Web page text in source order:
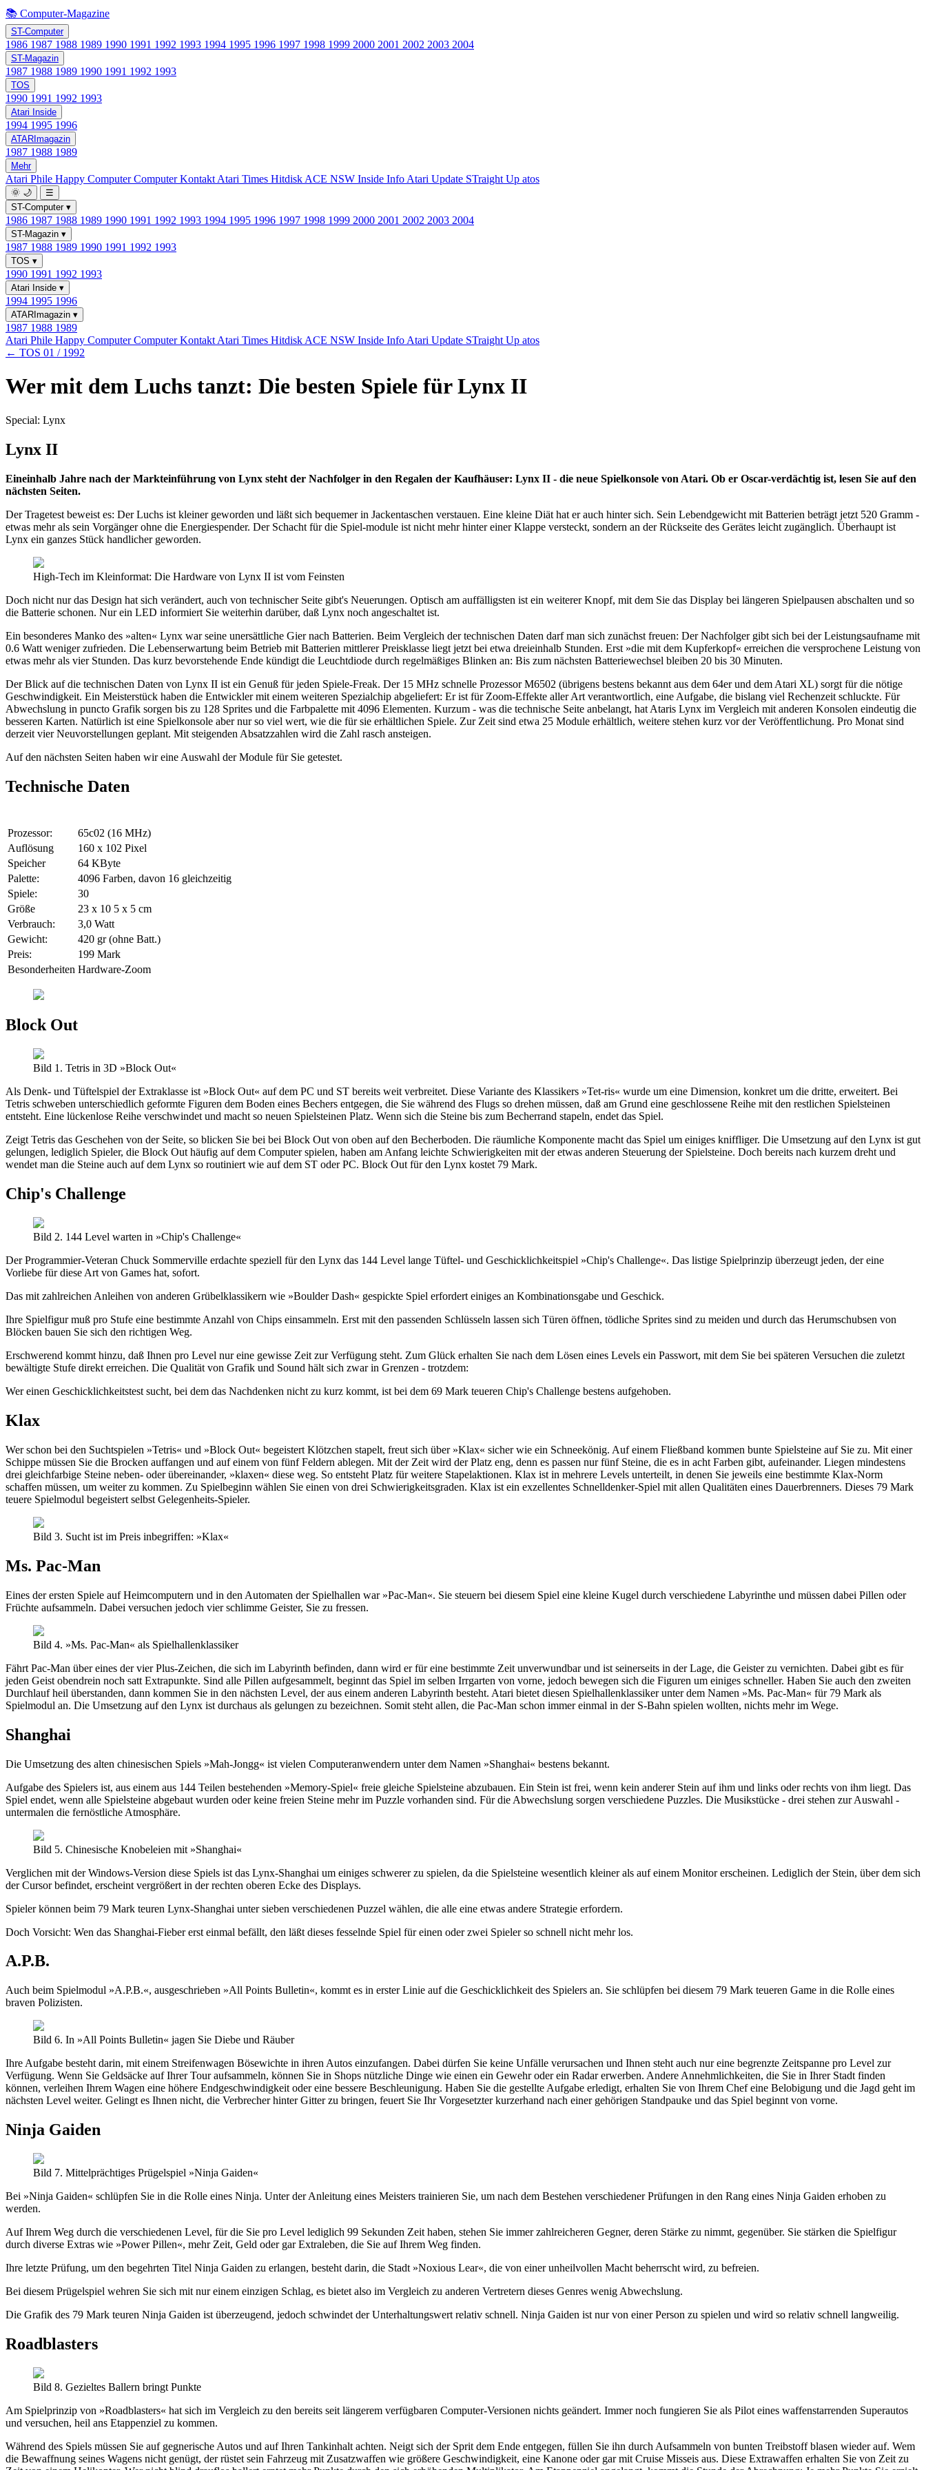
📚 Computer-Magazine
ST-Computer
1986 1987 1988 1989 1990 1991 1992 1993 1994 1995 1996 1997 1998 1999 2000 2001 2002 2003 2004
ST-Magazin
1987 1988 1989 1990 1991 1992 1993
TOS
1990 1991 1992 1993
Atari Inside
1994 1995 1996
ATARImagazin
1987 1988 1989
Mehr
Atari Phile Happy ComputerComputer Kontakt Atari Times Hitdisk ACE NSW Inside Info Atari Update STraight Up atos
🌞 🌙
☰
ST-Computer ▾
1986 1987 1988 1989 1990 1991 1992 1993 1994 1995 1996 1997 1998 1999 2000 2001 2002 2003 2004
ST-Magazin ▾
1987 1988 1989 1990 1991 1992 1993
TOS ▾
1990 1991 1992 1993
Atari Inside ▾
1994 1995 1996
ATARImagazin ▾
1987 1988 1989
Atari Phile Happy ComputerComputer Kontakt Atari Times Hitdisk ACE NSW Inside Info Atari Update STraight Up atos
← TOS 01 / 1992
Wer mit dem Luchs tanzt: Die besten Spiele für Lynx II
Special: Lynx
Lynx II
Eineinhalb Jahre nach der Markteinführung von Lynx steht der Nachfolger in den Regalen der Kaufhäuser: Lynx II - die neue Spielkonsole von Atari. Ob er Oscar-verdächtig ist, lesen Sie auf den
nächsten Seiten.
Der Tragetest beweist es: Der Luchs ist kleiner geworden und läßt sich bequemer in Jackentaschen verstauen. Eine kleine Diät hat er auch hinter sich. Sein Lebendgewicht mit Batterien beträgt jetzt 520 Gramm -
etwas mehr als sein Vorgänger ohne die Energiespender. Der Schacht für die Spiel-module ist nicht mehr hinter einer Klappe versteckt, sondern an der Rückseite des Gerätes leicht zugänglich. Überhaupt ist
Lynx ein ganzes Stück handlicher geworden.
High-Tech im Kleinformat: Die Hardware von Lynx II ist vom Feinsten
Doch nicht nur das Design hat sich verändert, auch von technischer Seite gibt's Neuerungen. Optisch am auffälligsten ist ein weiterer Knopf, mit dem Sie das Display bei längeren Spielpausen abschalten und so
die Batterie schonen. Nur ein LED informiert Sie weiterhin darüber, daß Lynx noch angeschaltet ist.
Ein besonderes Manko des »alten« Lynx war seine unersättliche Gier nach Batterien. Beim Vergleich der technischen Daten darf man sich zunächst freuen: Der Nachfolger gibt sich bei der Leistungsaufname mit
0.6 Watt weniger zufrieden. Die Lebenserwartung beim Betrieb mit Batterien mittlerer Preisklasse liegt jetzt bei etwa dreieinhalb Stunden. Erst »die mit dem Kupferkopf« erreichen die versprochene Leistung von
etwas mehr als vier Stunden. Das kurz bevorstehende Ende kündigt die Leuchtdiode durch regelmäßiges Blinken an: Bis zum nächsten Batteriewechsel bleiben 20 bis 30 Minuten.
Der Blick auf die technischen Daten von Lynx II ist ein Genuß für jeden Spiele-Freak. Der 15 MHz schnelle Prozessor M6502 (übrigens bestens bekannt aus dem 64er und dem Atari XL) sorgt für die nötige
Geschwindigkeit. Ein Meisterstück haben die Entwickler mit einem weiteren Spezialchip abgeliefert: Er ist für Zoom-Effekte aller Art verantwortlich, eine Aufgabe, die bislang viel Rechenzeit schluckte. Für
Abwechslung in puncto Grafik sorgen bis zu 128 Sprites und die Farbpalette mit 4096 Elementen. Kurzum - was die technische Seite anbelangt, hat Ataris Lynx im Vergleich mit anderen Konsolen eindeutig die
besseren Karten. Natürlich ist eine Spielkonsole aber nur so viel wert, wie die für sie erhältlichen Spiele. Zur Zeit sind etwa 25 Module erhältlich, weitere stehen kurz vor der Veröffentlichung. Pro Monat sind
derzeit vier Neuvorstellungen geplant. Mit steigenden Absatzzahlen wird die Zahl rasch ansteigen.
Auf den nächsten Seiten haben wir eine Auswahl der Module für Sie getestet.
Technische Daten
Prozessor:
65c02 (16 MHz)
Auflösung
160 x 102 Pixel
Speicher
64 KByte
Palette:
4096 Farben, davon 16 gleichzeitig
Spiele:
30
Größe
23 x 10 5 x 5 cm
Verbrauch:
3,0 Watt
Gewicht:
420 gr (ohne Batt.)
Preis:
199 Mark
Besonderheiten Hardware-Zoom
Block Out
Bild 1. Tetris in 3D »Block Out«
Als Denk- und Tüftelspiel der Extraklasse ist »Block Out« auf dem PC und ST bereits weit verbreitet. Diese Variante des Klassikers »Tet-ris« wurde um eine Dimension, konkret um die dritte, erweitert. Bei
Tetris schweben unterschiedlich geformte Figuren dem Boden eines Bechers entgegen, die Sie während des Flugs so drehen müssen, daß am Grund eine geschlossene Reihe mit den restlichen Spielsteinen
entsteht. Eine lückenlose Reihe verschwindet und macht so neuen Spielsteinen Platz. Wenn sich die Steine bis zum Becherrand stapeln, endet das Spiel.
Zeigt Tetris das Geschehen von der Seite, so blicken Sie bei bei Block Out von oben auf den Becherboden. Die räumliche Komponente macht das Spiel um einiges kniffliger. Die Umsetzung auf den Lynx ist gut
gelungen, lediglich Spieler, die Block Out häufig auf dem Computer spielen, haben am Anfang leichte Schwierigkeiten mit der etwas anderen Steuerung der Spielsteine. Doch bereits nach kurzem dreht und
wendet man die Steine auch auf dem Lynx so routiniert wie auf dem ST oder PC. Block Out für den Lynx kostet 79 Mark.
Chip's Challenge
Bild 2. 144 Level warten in »Chip's Challenge«
Der Programmier-Veteran Chuck Sommerville erdachte speziell für den Lynx das 144 Level lange Tüftel- und Geschicklichkeitspiel »Chip's Challenge«. Das listige Spielprinzip überzeugt jeden, der eine
Vorliebe für diese Art von Games hat, sofort.
Das mit zahlreichen Anleihen von anderen Grübelklassikern wie »Boulder Dash« gespickte Spiel erfordert einiges an Kombinationsgabe und Geschick.
Ihre Spielfigur muß pro Stufe eine bestimmte Anzahl von Chips einsammeln. Erst mit den passenden Schlüsseln lassen sich Türen öffnen, tödliche Sprites sind zu meiden und durch das Herumschubsen von
Blöcken bauen Sie sich den richtigen Weg.
Erschwerend kommt hinzu, daß Ihnen pro Level nur eine gewisse Zeit zur Verfügung steht. Zum Glück erhalten Sie nach dem Lösen eines Levels ein Passwort, mit dem Sie bei späteren Versuchen die zuletzt
bewältigte Stufe direkt erreichen. Die Qualität von Grafik und Sound hält sich zwar in Grenzen - trotzdem:
Wer einen Geschicklichkeitstest sucht, bei dem das Nachdenken nicht zu kurz kommt, ist bei dem 69 Mark teueren Chip's Challenge bestens aufgehoben.
Klax
Wer schon bei den Suchtspielen »Tetris« und »Block Out« begeistert Klötzchen stapelt, freut sich über »Klax« sicher wie ein Schneekönig. Auf einem Fließband kommen bunte Spielsteine auf Sie zu. Mit einer
Schippe müssen Sie die Brocken auffangen und auf einem von fünf Feldern ablegen. Mit der Zeit wird der Platz eng, denn es passen nur fünf Steine, die es in acht Farben gibt, aufeinander. Liegen mindestens
drei gleichfarbige Steine neben- oder übereinander, »klaxen« diese weg. So entsteht Platz für weitere Stapelaktionen. Klax ist in mehrere Levels unterteilt, in denen Sie jeweils eine bestimmte Klax-Norm
schaffen müssen, um weiter zu kommen. Zu Spielbeginn wählen Sie einen von drei Schwierigkeitsgraden. Klax ist ein exzellentes Schnelldenker-Spiel mit allen Qualitäten eines Dauerbrenners. Dieses 79 Mark
teuere Spielmodul begeistert selbst Gelegenheits-Spieler.
Bild 3. Sucht ist im Preis inbegriffen: »Klax«
Ms. Pac-Man
Eines der ersten Spiele auf Heimcomputern und in den Automaten der Spielhallen war »Pac-Man«. Sie steuern bei diesem Spiel eine kleine Kugel durch verschiedene Labyrinthe und müssen dabei Pillen oder
Früchte aufsammeln. Dabei versuchen jedoch vier schlimme Geister, Sie zu fressen.
Bild 4. »Ms. Pac-Man« als Spielhallenklassiker
Fährt Pac-Man über eines der vier Plus-Zeichen, die sich im Labyrinth befinden, dann wird er für eine bestimmte Zeit unverwundbar und ist seinerseits in der Lage, die Geister zu vernichten. Dabei gibt es für
jeden Geist obendrein noch satt Extrapunkte. Sind alle Pillen aufgesammelt, beginnt das Spiel im selben Irrgarten von vorne, jedoch bewegen sich die Figuren um einiges schneller. Haben Sie auch den zweiten
Durchlauf heil überstanden, dann kommen Sie in den nächsten Level, der aus einem anderen Labyrinth besteht. Atari bietet diesen Spielhallenklassiker unter dem Namen »Ms. Pac-Man« für 79 Mark als
Spielmodul an. Die Umsetzung auf den Lynx ist durchaus als gelungen zu bezeichnen. Somit steht allen, die Pac-Man schon immer einmal in der S-Bahn spielen wollten, nichts mehr im Wege.
Shanghai
Die Umsetzung des alten chinesischen Spiels »Mah-Jongg« ist vielen Computeranwendern unter dem Namen »Shanghai« bestens bekannt.
Aufgabe des Spielers ist, aus einem aus 144 Teilen bestehenden »Memory-Spiel« freie gleiche Spielsteine abzubauen. Ein Stein ist frei, wenn kein anderer Stein auf ihm und links oder rechts von ihm liegt. Das
Spiel endet, wenn alle Spielsteine abgebaut wurden oder keine freien Steine mehr im Puzzle vorhanden sind. Für die Abwechslung sorgen verschiedene Puzzles. Die Musikstücke - drei stehen zur Auswahl -
untermalen die fernöstliche Atmosphäre.
Bild 5. Chinesische Knobeleien mit »Shanghai«
Verglichen mit der Windows-Version diese Spiels ist das Lynx-Shanghai um einiges schwerer zu spielen, da die Spielsteine wesentlich kleiner als auf einem Monitor erscheinen. Lediglich der Stein, über dem sich
der Cursor befindet, erscheint vergrößert in der rechten oberen Ecke des Displays.
Spieler können beim 79 Mark teuren Lynx-Shanghai unter sieben verschiedenen Puzzel wählen, die alle eine etwas andere Strategie erfordern.
Doch Vorsicht: Wen das Shanghai-Fieber erst einmal befällt, den läßt dieses fesselnde Spiel für einen oder zwei Spieler so schnell nicht mehr los.
A.P.B.
Auch beim Spielmodul »A.P.B.«, ausgeschrieben »All Points Bulletin«, kommt es in erster Linie auf die Geschicklichkeit des Spielers an. Sie schlüpfen bei diesem 79 Mark teueren Game in die Rolle eines
braven Polizisten.
Bild 6. In »All Points Bulletin« jagen Sie Diebe und Räuber
Ihre Aufgabe besteht darin, mit einem Streifenwagen Bösewichte in ihren Autos einzufangen. Dabei dürfen Sie keine Unfälle verursachen und Ihnen steht auch nur eine begrenzte Zeitspanne pro Level zur
Verfügung. Wenn Sie Geldsäcke auf Ihrer Tour aufsammeln, können Sie in Shops nützliche Dinge wie einen ein Gewehr oder ein Radar erwerben. Andere Annehmlichkeiten, die Sie in Ihrer Stadt finden
können, verleihen Ihrem Wagen eine höhere Endgeschwindigkeit oder eine bessere Beschleunigung. Haben Sie die gestellte Aufgabe erledigt, erhalten Sie von Ihrem Chef eine Belobigung und die Jagd geht im
nächsten Level weiter. Gelingt es Ihnen nicht, die Verbrecher hinter Gitter zu bringen, feuert Sie Ihr Vorgesetzter kurzerhand nach einer gehörigen Standpauke und das Spiel beginnt von vorne.
Ninja Gaiden
Bild 7. Mittelprächtiges Prügelspiel »Ninja Gaiden«
Bei »Ninja Gaiden« schlüpfen Sie in die Rolle eines Ninja. Unter der Anleitung eines Meisters trainieren Sie, um nach dem Bestehen verschiedener Prüfungen in den Rang eines Ninja Gaiden erhoben zu
werden.
Auf Ihrem Weg durch die verschiedenen Level, für die Sie pro Level lediglich 99 Sekunden Zeit haben, stehen Sie immer zahlreicheren Gegner, deren Stärke zu nimmt, gegenüber. Sie stärken die Spielfigur
durch diverse Extras wie »Power Pillen«, mehr Zeit, Geld oder gar Extraleben, die Sie auf Ihrem Weg finden.
Ihre letzte Prüfung, um den begehrten Titel Ninja Gaiden zu erlangen, besteht darin, die Stadt »Noxious Lear«, die von einer unheilvollen Macht beherrscht wird, zu befreien.
Bei diesem Prügelspiel wehren Sie sich mit nur einem einzigen Schlag, es bietet also im Vergleich zu anderen Vertretern dieses Genres wenig Abwechslung.
Die Grafik des 79 Mark teuren Ninja Gaiden ist überzeugend, jedoch schwindet der Unterhaltungswert relativ schnell. Ninja Gaiden ist nur von einer Person zu spielen und wird so relativ schnell langweilig.
Roadblasters
Bild 8. Gezieltes Ballern bringt Punkte
Am Spielprinzip von »Roadblasters« hat sich im Vergleich zu den bereits seit längerem verfügbaren Computer-Versionen nichts geändert. Immer noch fungieren Sie als Pilot eines waffenstarrenden Superautos
und versuchen, heil ans Etappenziel zu kommen.
Während des Spiels müssen Sie auf gegnerische Autos und auf Ihren Tankinhalt achten. Neigt sich der Sprit dem Ende entgegen, füllen Sie ihn durch Aufsammeln von bunten Treibstoff blasen wieder auf. Wem
die Bewaffnung seines Wagens nicht genügt, der rüstet sein Fahrzeug mit Zusatzwaffen wie größere Geschwindigkeit, eine Kanone oder gar mit Cruise Misseis aus. Diese Extrawaffen erhalten Sie von Zeit zu